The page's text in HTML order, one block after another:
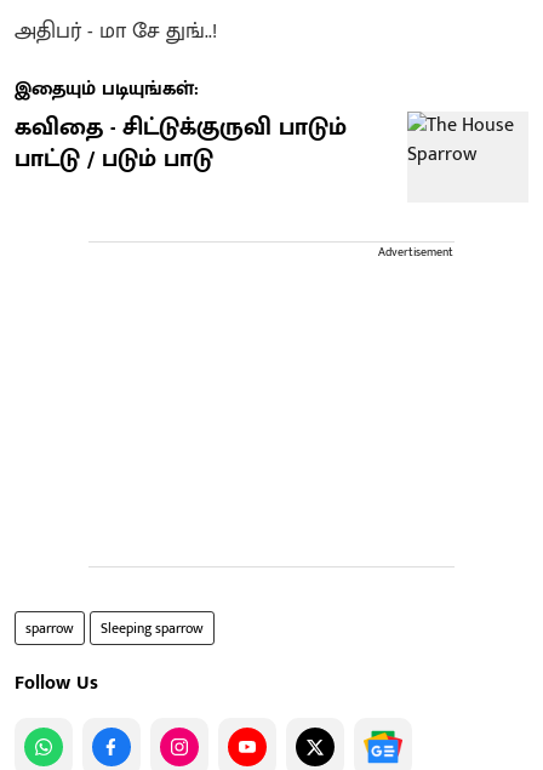
அதிபர் - மா சே துங்..!
இதையும் படியுங்கள்:
கவிதை - சிட்டுக்குருவி பாடும்
பாட்டு / படும் பாடு
Advertisement
sparrow Sleeping sparrow
Follow Us